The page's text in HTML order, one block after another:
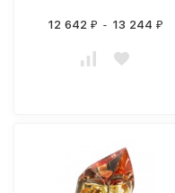
12 642 ₽ - 13 244 ₽